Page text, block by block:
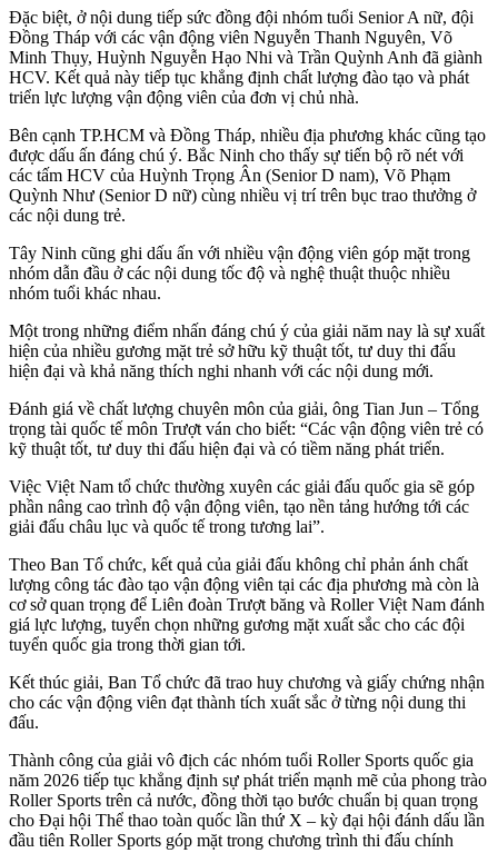
Đặc biệt, ở nội dung tiếp sức đồng đội nhóm tuổi Senior A nữ, đội
Đồng Tháp với các vận động viên Nguyễn Thanh Nguyên, Võ
Minh Thụy, Huỳnh Nguyễn Hạo Nhi và Trần Quỳnh Anh đã giành
HCV. Kết quả này tiếp tục khẳng định chất lượng đào tạo và phát
triển lực lượng vận động viên của đơn vị chủ nhà.
Bên cạnh TP.HCM và Đồng Tháp, nhiều địa phương khác cũng tạo
được dấu ấn đáng chú ý. Bắc Ninh cho thấy sự tiến bộ rõ nét với
các tấm HCV của Huỳnh Trọng Ân (Senior D nam), Võ Phạm
Quỳnh Như (Senior D nữ) cùng nhiều vị trí trên bục trao thưởng ở
các nội dung trẻ.
Tây Ninh cũng ghi dấu ấn với nhiều vận động viên góp mặt trong
nhóm dẫn đầu ở các nội dung tốc độ và nghệ thuật thuộc nhiều
nhóm tuổi khác nhau.
Một trong những điểm nhấn đáng chú ý của giải năm nay là sự xuất
hiện của nhiều gương mặt trẻ sở hữu kỹ thuật tốt, tư duy thi đấu
hiện đại và khả năng thích nghi nhanh với các nội dung mới.
Đánh giá về chất lượng chuyên môn của giải, ông Tian Jun – Tổng
trọng tài quốc tế môn Trượt ván cho biết: “Các vận động viên trẻ có
kỹ thuật tốt, tư duy thi đấu hiện đại và có tiềm năng phát triển.
Việc Việt Nam tổ chức thường xuyên các giải đấu quốc gia sẽ góp
phần nâng cao trình độ vận động viên, tạo nền tảng hướng tới các
giải đấu châu lục và quốc tế trong tương lai”.
Theo Ban Tổ chức, kết quả của giải đấu không chỉ phản ánh chất
lượng công tác đào tạo vận động viên tại các địa phương mà còn là
cơ sở quan trọng để Liên đoàn Trượt băng và Roller Việt Nam đánh
giá lực lượng, tuyển chọn những gương mặt xuất sắc cho các đội
tuyển quốc gia trong thời gian tới.
Kết thúc giải, Ban Tổ chức đã trao huy chương và giấy chứng nhận
cho các vận động viên đạt thành tích xuất sắc ở từng nội dung thi
đấu.
Thành công của giải vô địch các nhóm tuổi Roller Sports quốc gia
năm 2026 tiếp tục khẳng định sự phát triển mạnh mẽ của phong trào
Roller Sports trên cả nước, đồng thời tạo bước chuẩn bị quan trọng
cho Đại hội Thể thao toàn quốc lần thứ X – kỳ đại hội đánh dấu lần
đầu tiên Roller Sports góp mặt trong chương trình thi đấu chính